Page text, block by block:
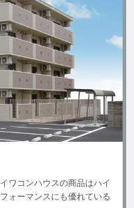
ワコンハウスの商品はハイ
ォーマンスにも優れている